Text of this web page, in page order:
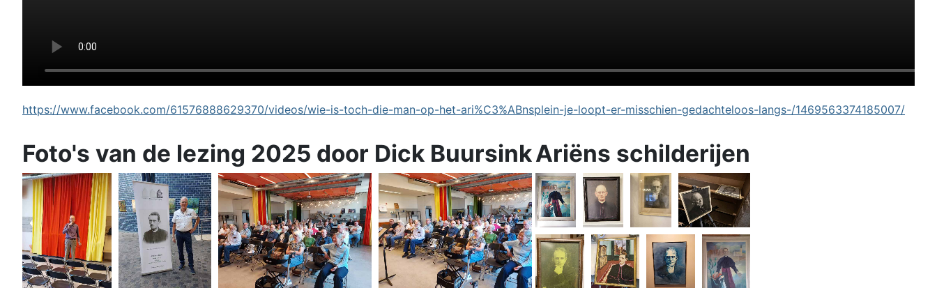
https://www.facebook.com/61576888629370/videos/wie-is-toch-die-man-op-het-ari%C3%ABnsplein-je-loopt-er-misschien-gedachteloos-langs-/1469563374185007/
Foto's van de lezing 2025 door Dick BuursinkAriëns schilderijen